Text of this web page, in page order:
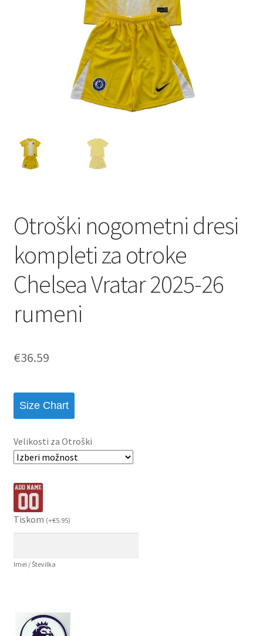
Otroški nogometni dresi
kompleti za otroke
Chelsea Vratar 2025-26
rumeni
€36.59
Size Chart
Velikosti za Otroški
Tiskom (+€5.95)
Imei / Številka